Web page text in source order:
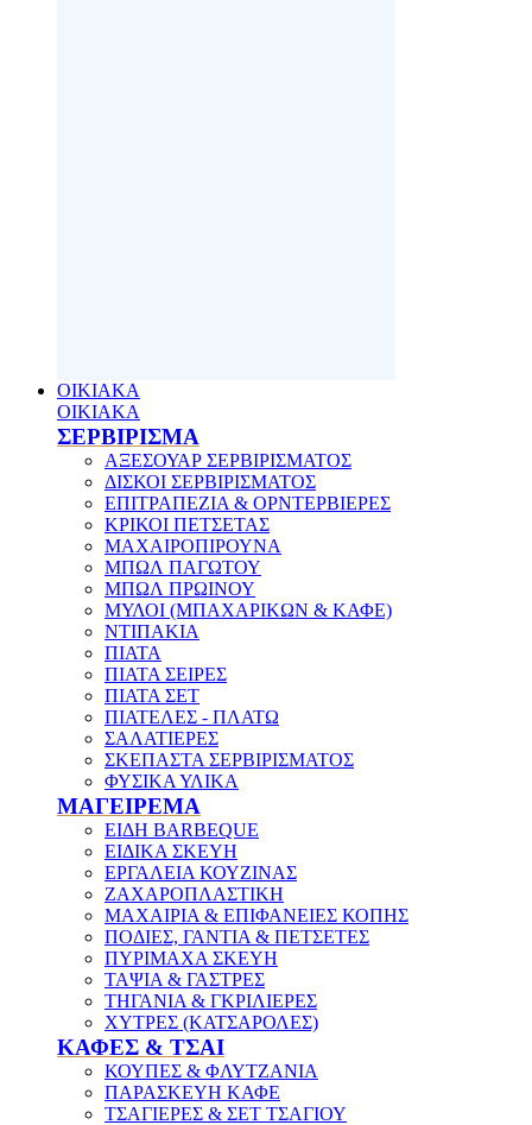
ΟΙΚΙΑΚΑ
ΟΙΚΙΑΚΑ
ΣΕΡΒΙΡΙΣΜΑ
ΑΞΕΣΟΥΑΡ ΣΕΡΒΙΡΙΣΜΑΤΟΣ
ΔΙΣΚΟΙ ΣΕΡΒΙΡΙΣΜΑΤΟΣ
ΕΠΙΤΡΑΠΕΖΙΑ & ΟΡΝΤΕΡΒΙΕΡΕΣ
ΚΡΙΚΟΙ ΠΕΤΣΕΤΑΣ
ΜΑΧΑΙΡΟΠΙΡΟΥΝΑ
ΜΠΩΛ ΠΑΓΩΤΟΥ
ΜΠΩΛ ΠΡΩΙΝΟΥ
ΜΥΛΟΙ (ΜΠΑΧΑΡΙΚΩΝ & ΚΑΦΕ)
ΝΤΙΠΑΚΙΑ
ΠΙΑΤΑ
ΠΙΑΤΑ ΣΕΙΡΕΣ
ΠΙΑΤΑ ΣΕΤ
ΠΙΑΤΕΛΕΣ - ΠΛΑΤΩ
ΣΑΛΑΤΙΕΡΕΣ
ΣΚΕΠΑΣΤΑ ΣΕΡΒΙΡΙΣΜΑΤΟΣ
ΦΥΣΙΚΑ ΥΛΙΚΑ
ΜΑΓΕΙΡΕΜΑ
ΕΙΔΗ BARBEQUE
ΕΙΔΙΚΑ ΣΚΕΥΗ
ΕΡΓΑΛΕΙΑ ΚΟΥΖΙΝΑΣ
ΖΑΧΑΡΟΠΛΑΣΤΙΚΗ
ΜΑΧΑΙΡΙΑ & ΕΠΙΦΑΝΕΙΕΣ ΚΟΠΗΣ
ΠΟΔΙΕΣ, ΓΑΝΤΙΑ & ΠΕΤΣΕΤΕΣ
ΠΥΡΙΜΑΧΑ ΣΚΕΥΗ
ΤΑΨΙΑ & ΓΑΣΤΡΕΣ
ΤΗΓΑΝΙΑ & ΓΚΡΙΛΙΕΡΕΣ
ΧΥΤΡΕΣ (ΚΑΤΣΑΡΟΛΕΣ)
ΚΑΦΕΣ & ΤΣΑΙ
ΚΟΥΠΕΣ & ΦΛΥΤΖΑΝΙΑ
ΠΑΡΑΣΚΕΥΗ ΚΑΦΕ
ΤΣΑΓΙΕΡΕΣ & ΣΕΤ ΤΣΑΓΙΟΥ